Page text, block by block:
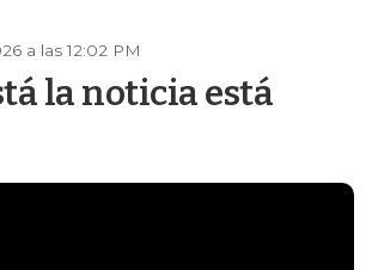
a las 12:02 PM
la noticia está